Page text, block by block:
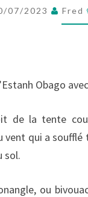
07/2023 Fred
Obago
de la tente
vent qui a
sol.
ou